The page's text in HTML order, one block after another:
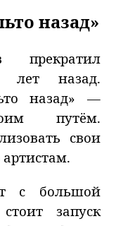
назад»
прекратил
лет назад.
назад» —
путём.
свои
с большой
запуск